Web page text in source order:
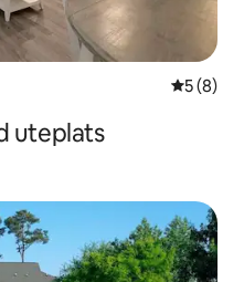
5 av 5 i
5 (8)
uteplats